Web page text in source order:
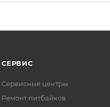
СЕРВИС
Сервисные центры
Ремонт питбайков